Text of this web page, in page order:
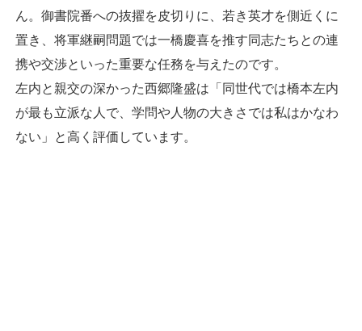
ん。御書院番への抜擢を皮切りに、若き英才を側近くに
置き、将軍継嗣問題では一橋慶喜を推す同志たちとの連
携や交渉といった重要な任務を与えたのです。
左内と親交の深かった西郷隆盛は「同世代では橋本左内
が最も立派な人で、学問や人物の大きさでは私はかなわ
ない」と高く評価しています。